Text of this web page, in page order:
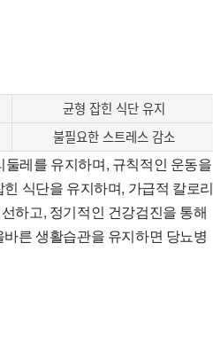
균형 잡힌 식단 유지
불필요한 스트레스 감소
레를 유지하며, 규칙적인 운동을
식단을 유지하며, 가급적 칼로리
하고, 정기적인 건강검진을 통해
른 생활습관을 유지하면 당뇨병